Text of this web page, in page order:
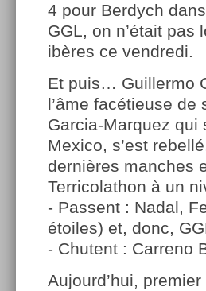
4 pour Berdych
GGL, on n’était pas
ibères ce vendredi.
Et puis… Guillermo
l’âme facétieuse
Garcia-Marquez qui
Mexico, s’est
dernières manches
Terricolathon à un
- Passent : Nadal,
étoiles) et, donc,
- Chutent : Carreno
Aujourd’hui,